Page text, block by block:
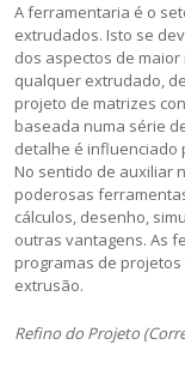
A ferramentaria é o
extrudados. Isto se
dos aspectos de
qualquer extrudado,
projeto de matrizes
baseada numa série
detalhe é influenciado
No sentido de auxiliar
poderosas
cálculos, desenho,
outras vantagens. As
programas de projetos
extrusão.
Refino do Projeto